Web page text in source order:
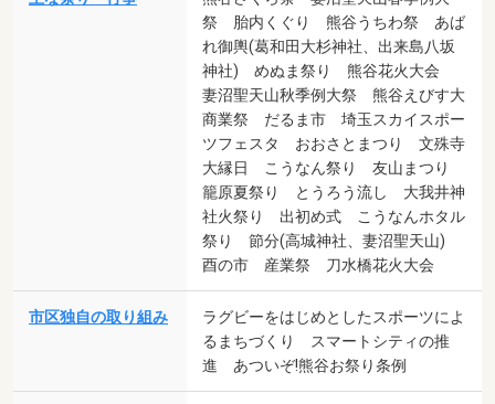
祭 胎内くぐり 熊谷うちわ祭 あば
れ御輿(葛和田大杉神社、出来島八坂
神社) めぬま祭り 熊谷花火大会
妻沼聖天山秋季例大祭 熊谷えびす大
商業祭 だるま市 埼玉スカイスポー
ツフェスタ おおさとまつり 文殊寺
大縁日 こうなん祭り 友山まつり
籠原夏祭り とうろう流し 大我井神
社火祭り 出初め式 こうなんホタル
祭り 節分(高城神社、妻沼聖天山)
酉の市 産業祭 刀水橋花火大会
市区独自の取り組み
ラグビーをはじめとしたスポーツによ
るまちづくり スマートシティの推
進 あついぞ!熊谷お祭り条例